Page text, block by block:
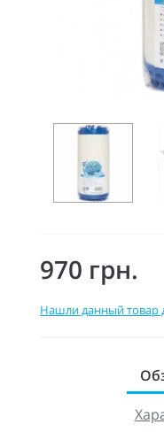
970 грн.
Нашли данный товар